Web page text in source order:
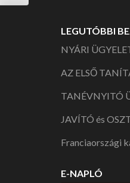
LEGUTÓBBI
NYÁRI
AZ ELSŐ
TANÉVNYITÓ
JAVÍTÓ és
Franciaországi
E-NAPLÓ